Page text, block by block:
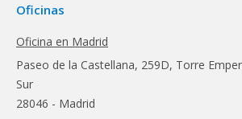
Oficinas
Oficina en Madrid
Paseo de la Castellana, 259D, Torre
Sur
28046 - Madrid